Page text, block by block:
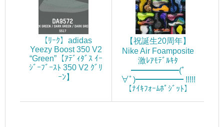
【ﾘｰｸ】adidas
Yeezy Boost 350 V2
“Green”【ｱﾃﾞｨﾀﾞｽ ｲｰ
ｼﾞｰﾌﾞｰｽﾄ 350 V2 ｸﾞﾘ
ｰﾝ】
【祝誕生20周年】
Nike Air Foamposite
激ﾚｱﾓﾃﾞﾙｷﾀ
━━━━━━(ﾟ
∀ﾟ)━━━━━━ !!!!!
【ﾅｲｷﾌｫｰﾑﾎﾟｼﾞｯﾄ】